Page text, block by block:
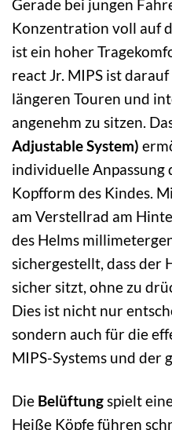
Gerade bei jungen
Konzentration voll auf
ist ein hoher
react Jr. MIPS ist
längeren Touren und
angenehm zu sitzen.
Adjustable System)
individuelle Anpassung
Kopfform des Kindes.
am Verstellrad am
des Helms
sichergestellt, dass der
sicher sitzt, ohne zu
Dies ist nicht nur
sondern auch für die
MIPS-Systems und der
Die Belüftung spielt
Heiße Köpfe führen